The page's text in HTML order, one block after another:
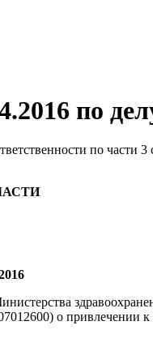
по
по части 3
о привлечении к